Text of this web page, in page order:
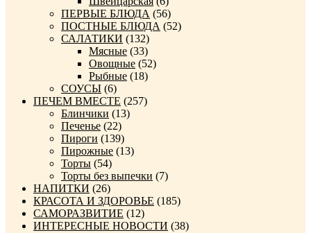
ПЕРВЫЕ БЛЮДА (56)
ПОСТНЫЕ БЛЮДА (52)
САЛАТИКИ (132)
Мясные (33)
Овощные (52)
Рыбные (18)
СОУСЫ (6)
ПЕЧЕМ ВМЕСТЕ (257)
Блинчики (13)
Печенье (22)
Пироги (139)
Пирожные (13)
Торты (54)
Торты без выпечки (7)
НАПИТКИ (26)
КРАСОТА И ЗДОРОВЬЕ (185)
САМОРАЗВИТИЕ (12)
ИНТЕРЕСНЫЕ НОВОСТИ (38)